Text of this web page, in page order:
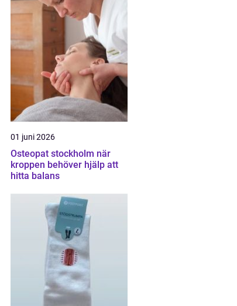
01 juni 2026
Osteopat stockholm när
kroppen behöver hjälp att
hitta balans